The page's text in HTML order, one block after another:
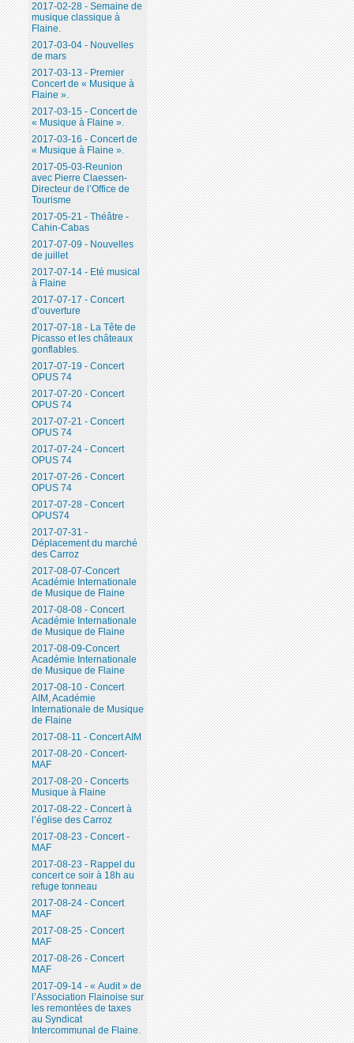
2017-02-28 - Semaine de
musique classique à
Flaine.
2017-03-04 - Nouvelles
de mars
2017-03-13 - Premier
Concert de « Musique à
Flaine ».
2017-03-15 - Concert de
« Musique à Flaine ».
2017-03-16 - Concert de
« Musique à Flaine ».
2017-05-03-Reunion
avec Pierre Claessen-
Directeur de l’Office de
Tourisme
2017-05-21 - Théâtre -
Cahin-Cabas
2017-07-09 - Nouvelles
de juillet
2017-07-14 - Eté musical
à Flaine
2017-07-17 - Concert
d’ouverture
2017-07-18 - La Tête de
Picasso et les châteaux
gonflables.
2017-07-19 - Concert
OPUS 74
2017-07-20 - Concert
OPUS 74
2017-07-21 - Concert
OPUS 74
2017-07-24 - Concert
OPUS 74
2017-07-26 - Concert
OPUS 74
2017-07-28 - Concert
OPUS74
2017-07-31 -
Déplacement du marché
des Carroz
2017-08-07-Concert
Académie Internationale
de Musique de Flaine
2017-08-08 - Concert
Académie Internationale
de Musique de Flaine
2017-08-09-Concert
Académie Internationale
de Musique de Flaine
2017-08-10 - Concert
AIM, Académie
Internationale de Musique
de Flaine
2017-08-11 - Concert AIM
2017-08-20 - Concert-
MAF
2017-08-20 - Concerts
Musique à Flaine
2017-08-22 - Concert à
l’église des Carroz
2017-08-23 - Concert -
MAF
2017-08-23 - Rappel du
concert ce soir à 18h au
refuge tonneau
2017-08-24 - Concert
MAF
2017-08-25 - Concert
MAF
2017-08-26 - Concert
MAF
2017-09-14 - « Audit » de
l’Association Flainoise sur
les remontées de taxes
au Syndicat
Intercommunal de Flaine.